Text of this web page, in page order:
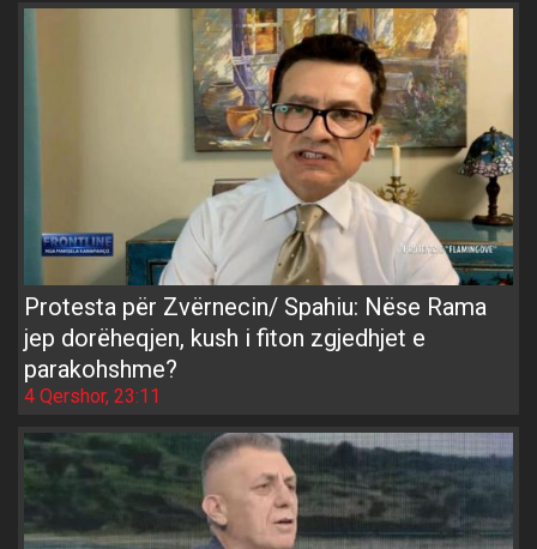
Protesta për Zvërnecin/ Spahiu: Nëse Rama
jep dorëheqjen, kush i fiton zgjedhjet e
parakohshme?
4 Qershor, 23:11